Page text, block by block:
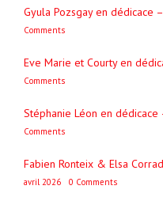
Gyula Pozsgay en dédicace
Comments
Eve Marie et Courty en
Comments
Stéphanie Léon en
Comments
Fabien Ronteix & Elsa
avril 2026
0 Comments